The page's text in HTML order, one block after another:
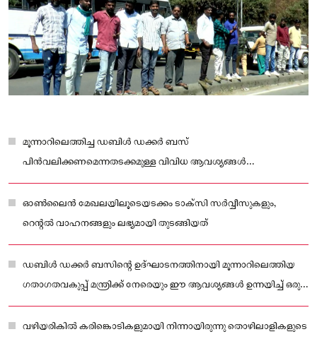
മൂന്നാറിലെത്തിച്ച ഡബിള്‍ ഡക്കര്‍ ബസ്
പിന്‍വലിക്കണമെന്നതടക്കമുള്ള വിവിധ ആവശ്യങ്ങള്‍
ഉന്നയിച്ചായിരുന്നു ടാക്‌സി തൊഴിലാളികളുടെ പണിമുടക്ക്
ഓണ്‍ലൈന്‍ മേഖലയിലൂടെയടക്കം ടാക്‌സി സര്‍വ്വീസുകളും,
റെന്റല്‍ വാഹനങ്ങളും ലഭ്യമായി തുടങ്ങിയത്
ഡബിള്‍ ഡക്കര്‍ ബസിന്റെ ഉദ്ഘാടനത്തിനായി മൂന്നാറിലെത്തിയ
ഗതാഗതവകുപ്പ് മന്ത്രിക്ക് നേരെയും ഈ ആവശ്യങ്ങള്‍ ഉന്നയിച്ച് ഒരു
വിഭാഗം ടാക്‌സി തൊഴിലാളികള്‍ പ്രതിഷേധം സംഘടിപ്പിച്ചിരുന്നു
വഴിയരികില്‍ കരിങ്കൊടികളുമായി നിന്നായിരുന്നു തൊഴിലാളികളുടെ